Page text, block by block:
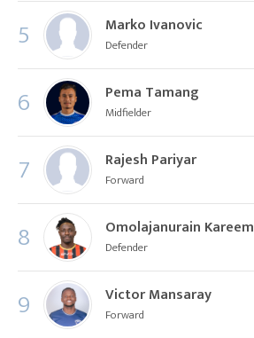
5 Marko Ivanovic
Defender
6 Pema Tamang
Midfielder
7 Rajesh Pariyar
Forward
8 Omolajanurain Kareem
Defender
9 Victor Mansaray
Forward